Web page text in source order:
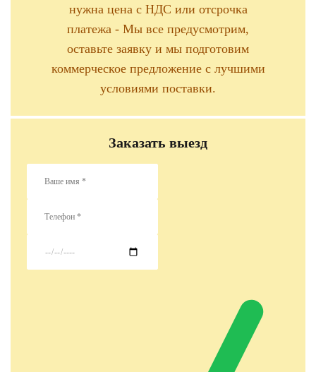
нужна цена с НДС или отсрочка
платежа - Мы все предусмотрим,
оставьте заявку и мы подготовим
коммерческое предложение с лучшими
условиями поставки.
Заказать выезд